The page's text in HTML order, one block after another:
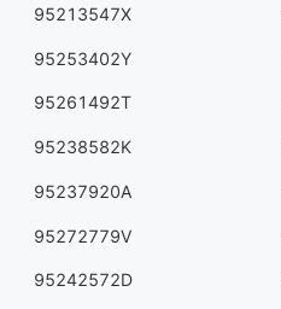
95213547X
95253402Y
95261492T
95238582K
95237920A
95272779V
95242572D